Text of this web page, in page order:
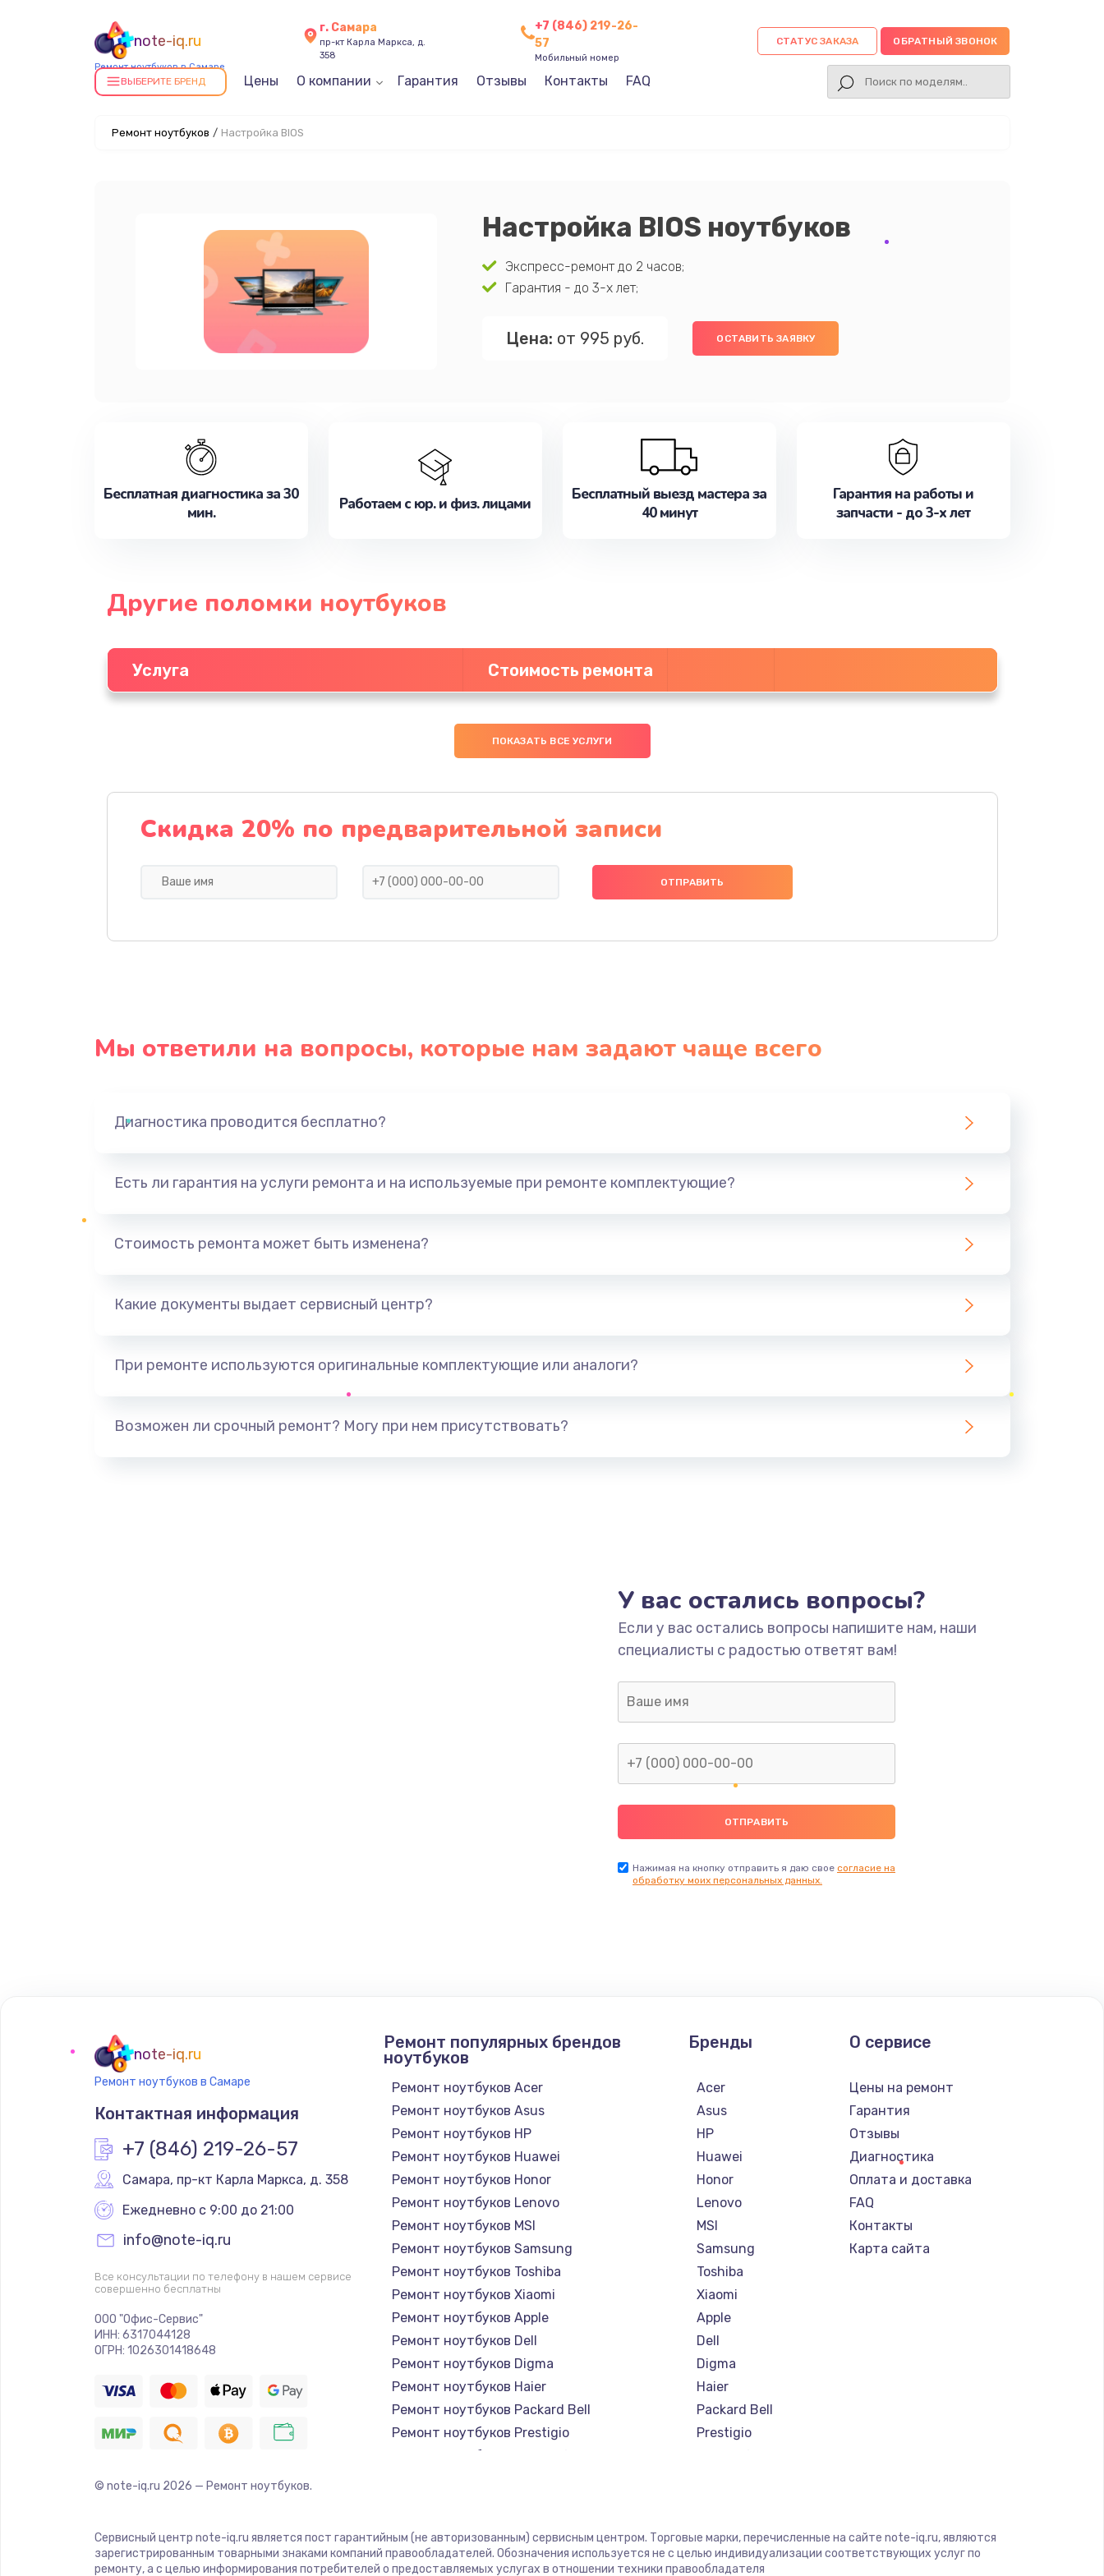
note-iq.ru
Ремонт ноутбуков в Самаре
г. Самара
пр-кт Карла Маркса, д.
358
+7 (846) 219-26-
57
Мобильный номер
СТАТУС ЗАКАЗА ОБРАТНЫЙ ЗВОНОК
ВЫБЕРИТЕ БРЕНД Цены О компании Гарантия Отзывы Контакты FAQ
Ремонт ноутбуков / Настройка BIOS
Настройка BIOS ноутбуков
Экспресс-ремонт до 2 часов;
Гарантия - до 3-х лет;
Цена: от 995 руб. ОСТАВИТЬ ЗАЯВКУ
Бесплатная диагностика за 30
мин.
Работаем с юр. и физ. лицами
Бесплатный выезд мастера за
40 минут
Гарантия на работы и
запчасти - до 3-х лет
Другие поломки ноутбуков
Услуга Стоимость ремонта
ПОКАЗАТЬ ВСЕ УСЛУГИ
Скидка 20% по предварительной записи
Мы ответили на вопросы, которые нам задают чаще всего
Диагностика проводится бесплатно?
Есть ли гарантия на услуги ремонта и на используемые при ремонте комплектующие?
Стоимость ремонта может быть изменена?
Какие документы выдает сервисный центр?
При ремонте используются оригинальные комплектующие или аналоги?
Возможен ли срочный ремонт? Могу при нем присутствовать?
У вас остались вопросы?
Если у вас остались вопросы напишите нам, наши
специалисты с радостью ответят вам!
Нажимая на кнопку отправить я даю свое согласие на
обработку моих персональных данных.
note-iq.ru
Ремонт ноутбуков в Самаре
Контактная информация
+7 (846) 219-26-57
Самара, пр-кт Карла Маркса, д. 358
Ежедневно с 9:00 до 21:00
info@note-iq.ru
Все консультации по телефону в нашем сервисе
совершенно бесплатны
ООО "Офис-Сервис"
ИНН: 6317044128
ОГРН: 1026301418648
Ремонт популярных брендов
ноутбуков
Ремонт ноутбуков Acer
Ремонт ноутбуков Asus
Ремонт ноутбуков HP
Ремонт ноутбуков Huawei
Ремонт ноутбуков Honor
Ремонт ноутбуков Lenovo
Ремонт ноутбуков MSI
Ремонт ноутбуков Samsung
Ремонт ноутбуков Toshiba
Ремонт ноутбуков Xiaomi
Ремонт ноутбуков Apple
Ремонт ноутбуков Dell
Ремонт ноутбуков Digma
Ремонт ноутбуков Haier
Ремонт ноутбуков Packard Bell
Ремонт ноутбуков Prestigio
Ремонт ноутбуков Microsoft
Ремонт ноутбуков Aorus
Ремонт ноутбуков Maibenben
Бренды
Acer
Asus
HP
Huawei
Honor
Lenovo
MSI
Samsung
Toshiba
Xiaomi
Apple
Dell
Digma
Haier
Packard Bell
Prestigio
Aorus
Maibenben
О сервисе
Цены на ремонт
Гарантия
Отзывы
Диагностика
Оплата и доставка
FAQ
Контакты
Карта сайта
© note-iq.ru 2026 — Ремонт ноутбуков.
Сервисный центр note-iq.ru является пост гарантийным (не авторизованным) сервисным центром. Торговые марки, перечисленные на сайте note-iq.ru, являются
зарегистрированным товарными знаками компаний правообладателей. Обозначения используется не с целью индивидуализации соответствующих услуг по
ремонту, а с целью информирования потребителей о предоставляемых услугах в отношении техники правообладателя